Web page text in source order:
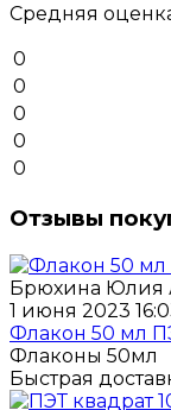
Средняя
0
0
0
0
0
Отзывы
Брюхина Юлия
1 июня 2023
Флакон 50 мл
Флаконы 50мл
Быстрая